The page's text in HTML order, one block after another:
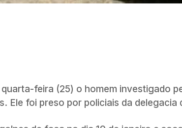
feira (25) o homem investigado
Ele foi preso por policiais da